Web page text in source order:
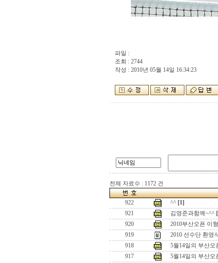
파일 :
조회 : 2744
작성 : 2010년 05월 14일 16:34:23
전체 자료수 : 1172 건
922 ^^ [1]
921
김영준과함께~^^
920
2010부산오픈 이
919
2010 선수단 환영
918
5월14일의 부산오
917
5월14일의 부산오